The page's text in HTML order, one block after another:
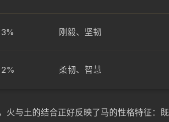
3% 刚毅、坚韧
2% 柔韧、智慧
火与土的结合正好反映了马的性格特征：既